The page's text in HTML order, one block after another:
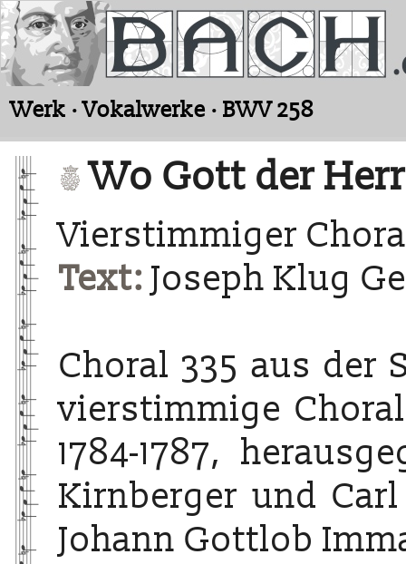
Werk · Vokalwerke · BWV 258
Wo Gott der
Vierstimmiger
Text: Joseph Klug
Choral 335 aus der
vierstimmige
1784-1787,
Kirnberger und
Johann Gottlob